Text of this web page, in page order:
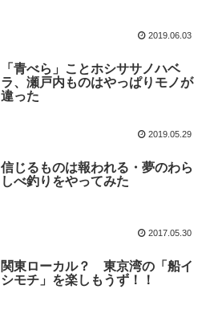
2019.06.03
「青べら」ことホシササノハベ
ラ、瀬戸内ものはやっぱりモノが
違った
2019.05.29
信じるものは報われる・夢のわら
しべ釣りをやってみた
2017.05.30
関東ローカル？ 東京湾の「船イ
シモチ」を楽しもうず！！